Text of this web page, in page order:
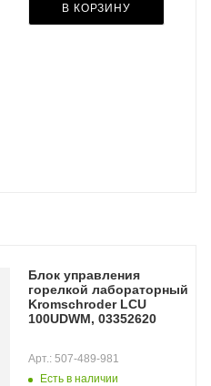
В КОРЗИНУ
Блок управления
горелкой лабораторный
Kromschroder LCU
100UDWM, 03352620
Есть в наличии
Арт.: 507-489-981